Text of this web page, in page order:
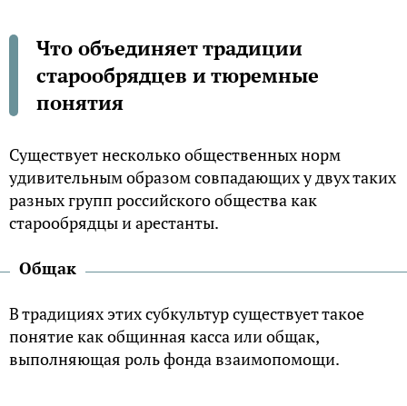
Что объединяет традиции
старообрядцев и тюремные
понятия
Существует несколько общественных норм
удивительным образом совпадающих у двух таких
разных групп российского общества как
старообрядцы и арестанты.
Общак
В традициях этих субкультур существует такое
понятие как общинная касса или общак,
выполняющая роль фонда взаимопомощи.